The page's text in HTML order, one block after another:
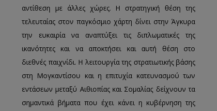
αντίθεση με άλλες χώρες. Η στρατηγική θέση της
τελευταίας στον παγκόσμιο χάρτη δίνει στην Άγκυρα
την ευκαιρία να αναπτύξει τις διπλωματικές της
ικανότητες και να αποκτήσει και αυτή θέση στο
διεθνές παιχνίδι. Η λειτουργία της στρατιωτικής βάσης
στη Μογκαντίσου και η επιτυχία κατευνασμού των
εντάσεων μεταξύ Αιθιοπίας και Σομαλίας δείχνουν τα
σημαντικά βήματα που έχει κάνει η κυβέρνηση της